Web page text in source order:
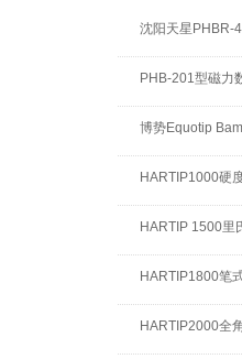
沈阳天星PHBR-
PHB-201型磁力
博势Equotip
HARTIP1000硬
HARTIP 1500里
HARTIP1800笔
HARTIP2000全